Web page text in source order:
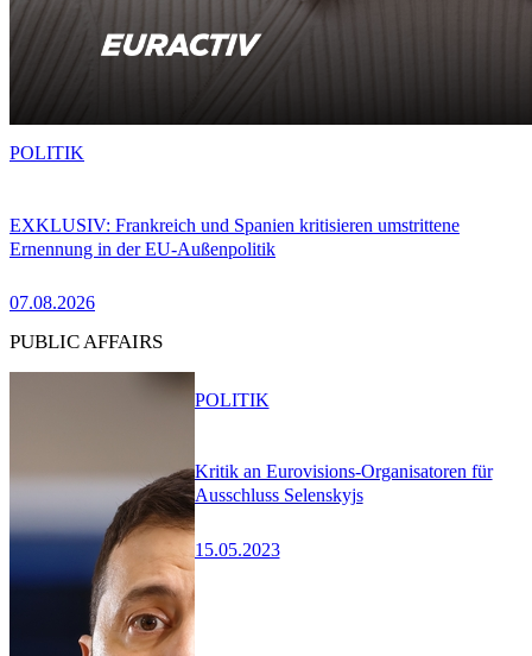
EXKLUSIV: Frankreich und Spanien kritisieren umstrittene
Ernennung in der EU-Außenpolitik
07.08.2026
POLITIK
PUBLIC AFFAIRS
Kritik an Eurovisions-Organisatoren für
Ausschluss Selenskyjs
15.05.2023
POLITIK